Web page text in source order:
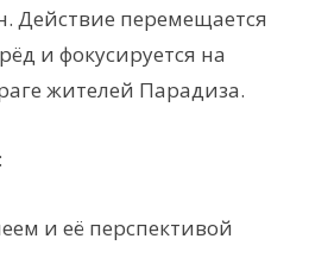
Действие перемещается
и фокусируется на
жителей Парадиза.
и её перспективой